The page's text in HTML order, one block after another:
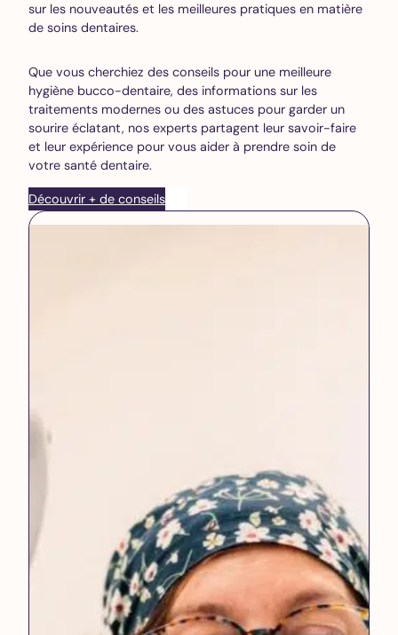
sur les nouveautés et les meilleures pratiques en matière
de soins dentaires.
Que vous cherchiez des conseils pour une meilleure
hygiène bucco-dentaire, des informations sur les
traitements modernes ou des astuces pour garder un
sourire éclatant, nos experts partagent leur savoir-faire
et leur expérience pour vous aider à prendre soin de
votre santé dentaire.
Découvrir + de conseils